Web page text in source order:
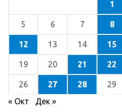
1
5 6 7 8
12 13 14 15
19 20 21 22
26 27 28 29
« Окт
Дек »